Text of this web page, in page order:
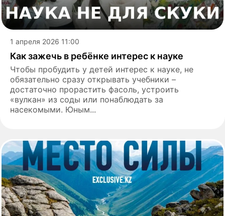
1 апреля 2026 11:00
Как зажечь в ребёнке интерес к науке
Чтобы пробудить у детей интерес к науке, не
обязательно сразу открывать учебники –
достаточно прорастить фасоль, устроить
«вулкан» из соды или понаблюдать за
насекомыми. Юным...